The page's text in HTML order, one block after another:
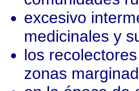
excesivo
medicinales y
los
zonas